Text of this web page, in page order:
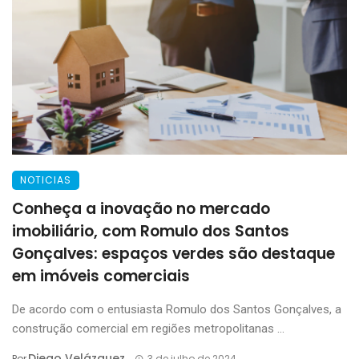
NOTICIAS
Conheça a inovação no mercado
imobiliário, com Romulo dos Santos
Gonçalves: espaços verdes são destaque
em imóveis comerciais
De acordo com o entusiasta Romulo dos Santos Gonçalves, a
construção comercial em regiões metropolitanas ...